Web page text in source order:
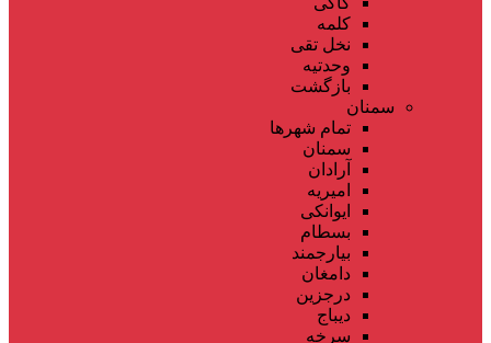
کلمه
نخل تقی
وحدتیه
بازگشت
سمنان
تمام شهر‌ها
سمنان
آرادان
امیریه
ایوانکی
بسطام
بیارجمند
دامغان
درجزین
دیباج
سرخه